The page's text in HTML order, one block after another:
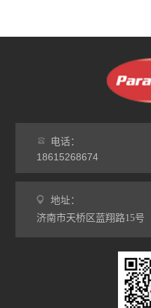
电话：
18615268674
地址：
济南市天桥区蓝翔路15号